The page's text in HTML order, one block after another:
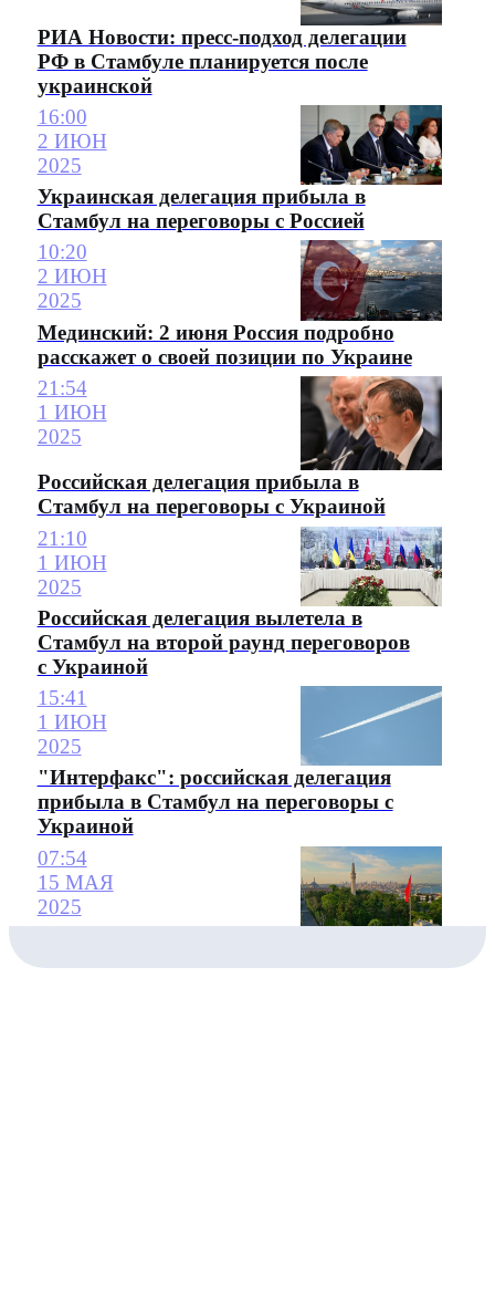
РИА Новости: пресс-подход делегации
РФ в Стамбуле планируется после
украинской
16:00
2 ИЮН
2025
Украинская делегация прибыла в
Стамбул на переговоры с Россией
10:20
2 ИЮН
2025
Мединский: 2 июня Россия подробно
расскажет о своей позиции по Украине
21:54
1 ИЮН
2025
Российская делегация прибыла в
Стамбул на переговоры с Украиной
21:10
1 ИЮН
2025
Российская делегация вылетела в
Стамбул на второй раунд переговоров
с Украиной
15:41
1 ИЮН
2025
"Интерфакс": российская делегация
прибыла в Стамбул на переговоры с
Украиной
07:54
15 МАЯ
2025